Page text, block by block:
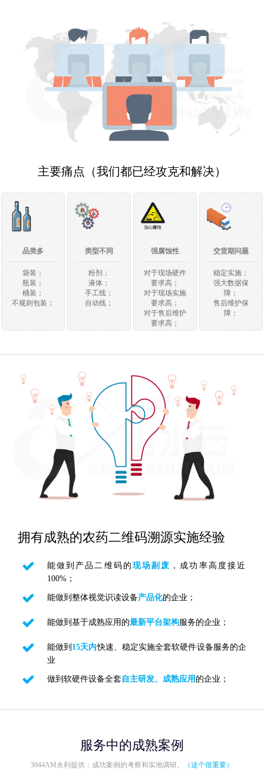
主要痛点（我们都已经攻克和解决）
品类多
袋装；
瓶装；
桶装；
不规则包装；
类型不同
粉剂；
液体；
手工线；
自动线；
强腐蚀性
对于现场硬件
要求高；
对于现场实施
要求高；
对于售后维护
要求高；
交货期问题
稳定实施；
强大数据保
障；
售后维护保
障；
拥有成熟的农药二维码溯源实施经验
能做到产品二维码的 现场剔废 ，成功率高度接近
100%；
能做到整体视觉识读设备产品化的企业；
能做到基于成熟应用的最新平台架构服务的企业；
能做到 15天内快速、稳定实施全套软硬件设备服务的企
业
做到软硬件设备全套 自主研发、成熟应用 的企业；
服务中的成熟案例
3044AM永利提供：成功案例的考察和实地调研。 （这个很重要）